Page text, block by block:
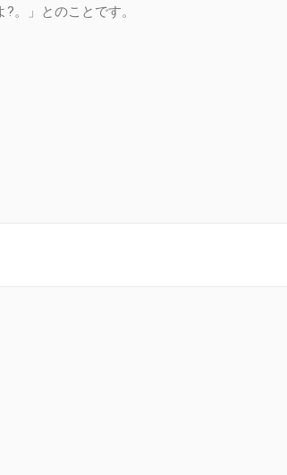
。」とのことです。